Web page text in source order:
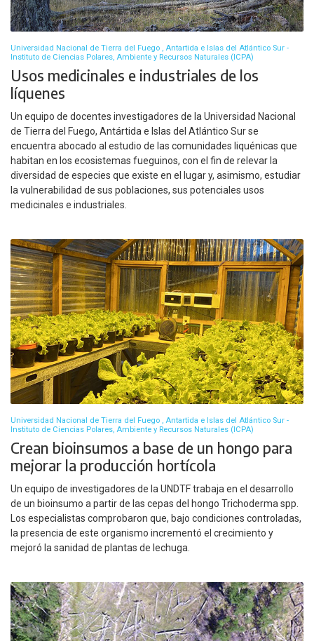
Universidad Nacional de Tierra del Fuego , Antartida e Islas del Atlántico Sur -
Instituto de Ciencias Polares, Ambiente y Recursos Naturales (ICPA)
Usos medicinales e industriales de los
líquenes
Un equipo de docentes investigadores de la Universidad Nacional
de Tierra del Fuego, Antártida e Islas del Atlántico Sur se
encuentra abocado al estudio de las comunidades liquénicas que
habitan en los ecosistemas fueguinos, con el fin de relevar la
diversidad de especies que existe en el lugar y, asimismo, estudiar
la vulnerabilidad de sus poblaciones, sus potenciales usos
medicinales e industriales.
Universidad Nacional de Tierra del Fuego , Antartida e Islas del Atlántico Sur -
Instituto de Ciencias Polares, Ambiente y Recursos Naturales (ICPA)
Crean bioinsumos a base de un hongo para
mejorar la producción hortícola
Un equipo de investigadores de la UNDTF trabaja en el desarrollo
de un bioinsumo a partir de las cepas del hongo Trichoderma spp.
Los especialistas comprobaron que, bajo condiciones controladas,
la presencia de este organismo incrementó el crecimiento y
mejoró la sanidad de plantas de lechuga.